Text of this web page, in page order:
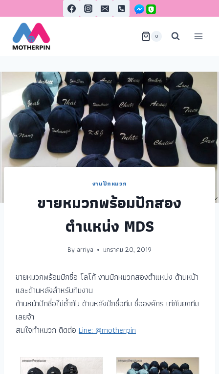
0
งานปักหมวก
ขายหมวกพร้อมปักสอง
ตำแหน่ง MDS
By arriya มกราคม 20, 2019
ขายหมวกพร้อมปักชื่อ โลโก้ งานปักหมวกสองตำแหน่ง ด้านหน้า
และด้านหลังสำหรับทีมงาน
ด้านหน้าปักชื่อไม่ซ้ำกัน ด้านหลังปักชื่อทีม ชื่อองค์กร เท่กันยกทีม
เลยจ้า
สนใจทำหมวก ติดต่อ Line: @motherpin